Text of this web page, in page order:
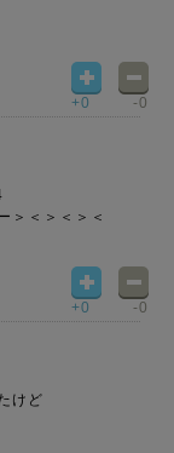
+0 -0
＞＜＞＜＞＜
+0 -0
けど